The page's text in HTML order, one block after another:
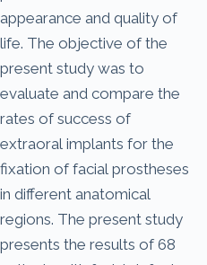
appearance and quality of
life. The objective of the
present study was to
evaluate and compare the
rates of success of
extraoral implants for the
fixation of facial prostheses
in different anatomical
regions. The present study
presents the results of 68